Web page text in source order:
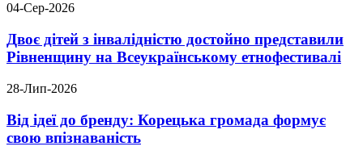
04-Сер-2026
Двоє дітей з інвалідністю достойно представили
Рівненщину на Всеукраїнському етнофестивалі
28-Лип-2026
Від ідеї до бренду: Корецька громада формує
свою впізнаваність